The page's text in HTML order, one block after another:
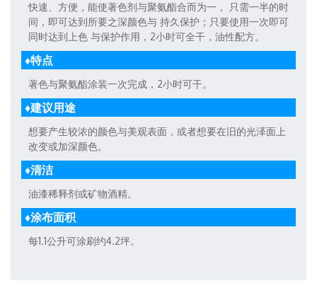
快速、方便，能使著色剂与聚氨酯合而为一， 只需一半的时
间，即可达到所要之深颜色与 持久保护；只要使用一次即可
同时达到上色 与保护作用，2小时可全干，油性配方。
♦特点
著色与聚氨酯涂装一次完成，2小时可干。
♦建议用途
想要产生较浓的颜色与美观表面，或者想要在旧的光泽面上
改变或加深颜色。
♦清洁
油漆稀释剂或矿物酒精。
♦涂布面积
每1.1公升可涂刷约4.2坪。